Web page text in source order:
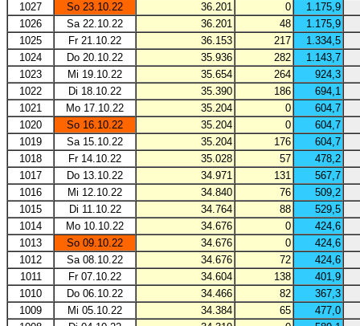
1027
So 23.10.22 36.201 0
1.175,9
1026
Sa 22.10.22 36.201 48
1.175,9
1025
Fr 21.10.22 36.153 217
1.334,5
1024
Do 20.10.22 35.936 282
1.143,7
1023
Mi 19.10.22 35.654 264
924,3
1022
Di 18.10.22 35.390 186
694,1
1021
Mo 17.10.22 35.204 0
604,7
1020
So 16.10.22 35.204 0
604,7
1019
Sa 15.10.22 35.204 176
604,7
1018
Fr 14.10.22 35.028 57
478,2
1017
Do 13.10.22 34.971 131
567,7
1016
Mi 12.10.22 34.840 76
509,2
1015
Di 11.10.22 34.764 88
529,5
1014
Mo 10.10.22 34.676 0
424,6
1013
So 09.10.22 34.676 0
424,6
1012
Sa 08.10.22 34.676 72
424,6
1011
Fr 07.10.22 34.604 138
401,9
1010
Do 06.10.22 34.466 82
367,3
1009
Mi 05.10.22 34.384 65
477,0